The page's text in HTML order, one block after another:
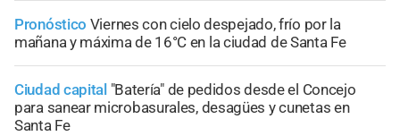
Pronóstico Viernes con cielo despejado, frío por la
mañana y máxima de 16°C en la ciudad de Santa Fe
Ciudad capital "Batería" de pedidos desde el Concejo
para sanear microbasurales, desagües y cunetas en
Santa Fe